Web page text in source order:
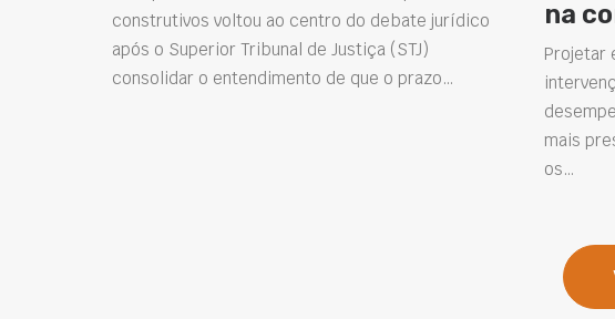
construtivos voltou ao centro do debate jurídico
após o Superior Tribunal de Justiça (STJ)
consolidar o entendimento de que o prazo…
na
Projetar
mais
os…